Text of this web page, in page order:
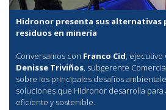
Hidronor presenta sus alternativas
residuos en minería
Conversamos con Franco Cid, ejecutivo
Denisse Triviños, subgerente
sobre los principales desafíos
soluciones que Hidronor desarrolla para
eficiente y sostenible.